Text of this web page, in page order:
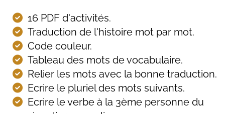
16 PDF d'activités.
Traduction de l'histoire mot par mot.
Code couleur.
Tableau des mots de vocabulaire.
Relier les mots avec la bonne traduction.
Ecrire le pluriel des mots suivants.
Ecrire le verbe à la 3ème personne du